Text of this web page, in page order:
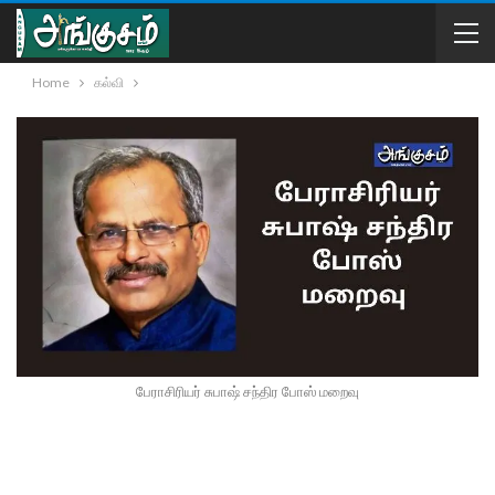
Home கல்வி
பேராசிரியர் சுபாஷ் சந்திர போஸ் மறைவு